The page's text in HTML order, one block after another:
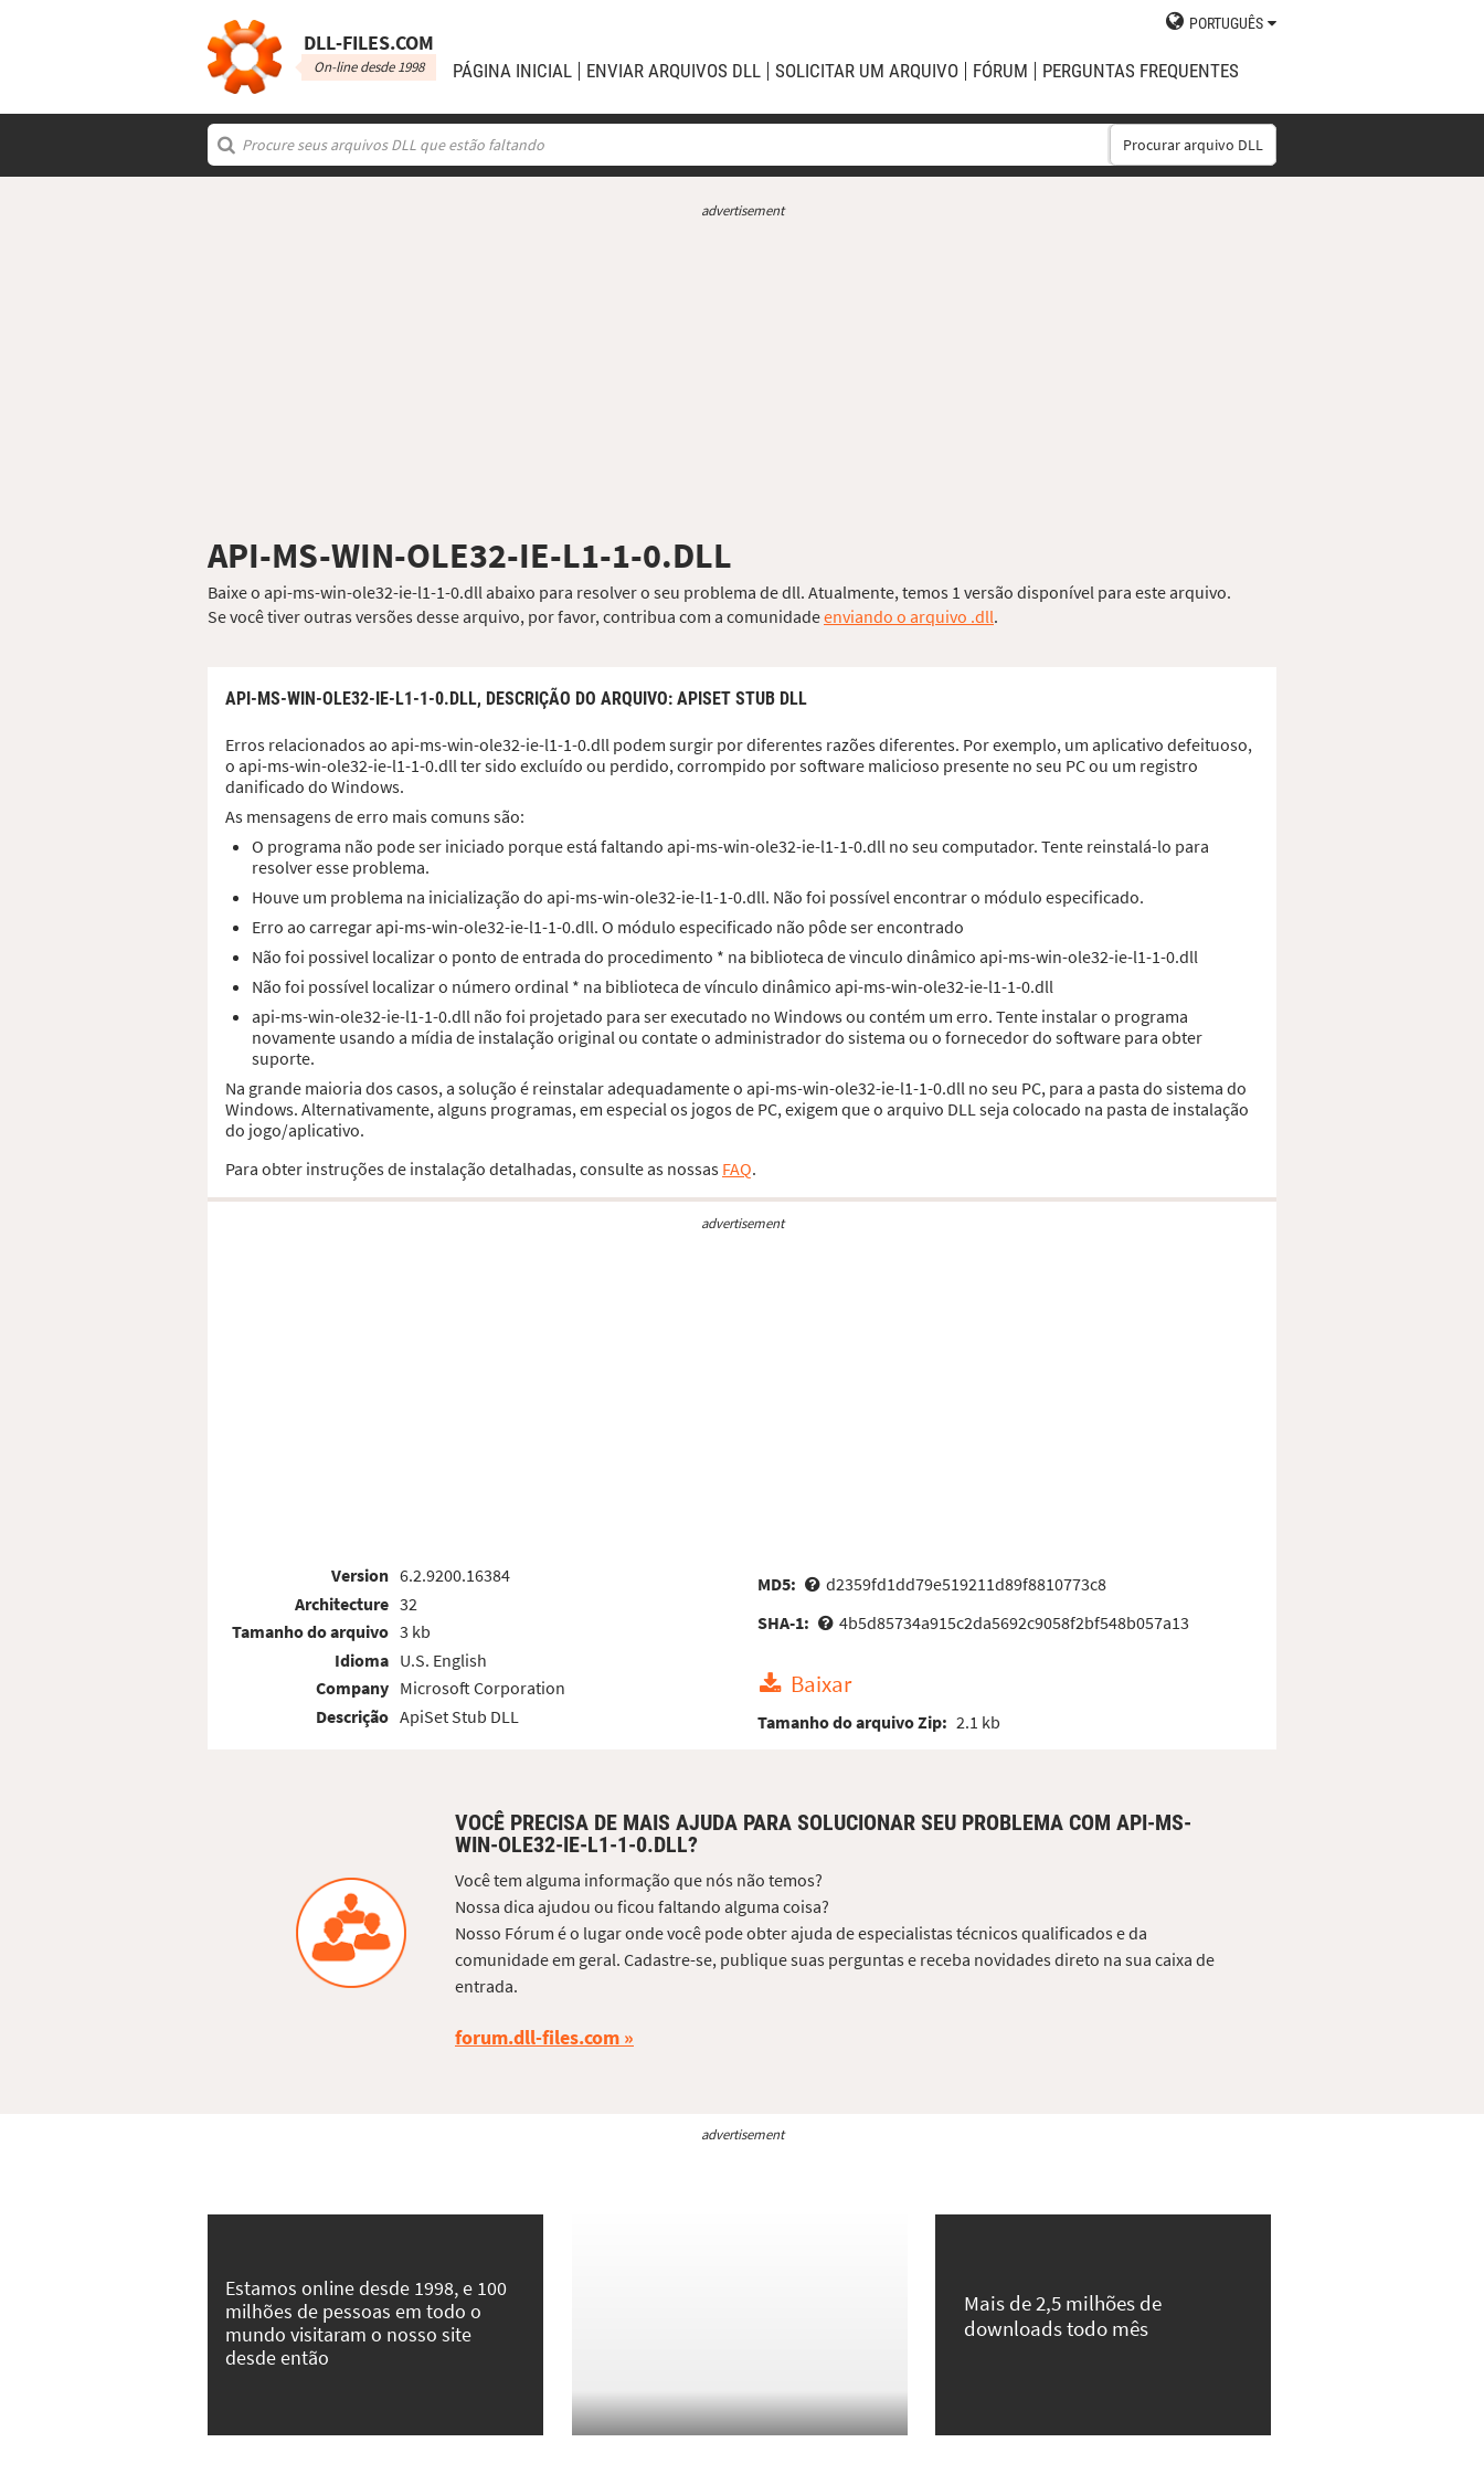
DLL‑FILES.COM
On-line desde 1998
PORTUGUÊS
PÁGINA INICIAL ENVIAR ARQUIVOS DLL SOLICITAR UM ARQUIVO FÓRUM PERGUNTAS FREQUENTES
Procurar arquivo DLL
advertisement
API-MS-WIN-OLE32-IE-L1-1-0.DLL
Baixe o api-ms-win-ole32-ie-l1-1-0.dll abaixo para resolver o seu problema de dll. Atualmente, temos 1 versão disponível para este arquivo.
Se você tiver outras versões desse arquivo, por favor, contribua com a comunidadeenviando o arquivo .dll.
API-MS-WIN-OLE32-IE-L1-1-0.DLL, DESCRIÇÃO DO ARQUIVO: APISET STUB DLL
Erros relacionados ao api-ms-win-ole32-ie-l1-1-0.dll podem surgir por diferentes razões diferentes. Por exemplo, um aplicativo defeituoso,
o api-ms-win-ole32-ie-l1-1-0.dll ter sido excluído ou perdido, corrompido por software malicioso presente no seu PC ou um registro
danificado do Windows.
As mensagens de erro mais comuns são:
O programa não pode ser iniciado porque está faltando api-ms-win-ole32-ie-l1-1-0.dll no seu computador. Tente reinstalá-lo para
resolver esse problema.
Houve um problema na inicialização do api-ms-win-ole32-ie-l1-1-0.dll. Não foi possível encontrar o módulo especificado.
Erro ao carregar api-ms-win-ole32-ie-l1-1-0.dll. O módulo especificado não pôde ser encontrado
Não foi possivel localizar o ponto de entrada do procedimento * na biblioteca de vinculo dinâmico api-ms-win-ole32-ie-l1-1-0.dll
Não foi possível localizar o número ordinal * na biblioteca de vínculo dinâmico api-ms-win-ole32-ie-l1-1-0.dll
api-ms-win-ole32-ie-l1-1-0.dll não foi projetado para ser executado no Windows ou contém um erro. Tente instalar o programa
novamente usando a mídia de instalação original ou contate o administrador do sistema ou o fornecedor do software para obter
suporte.
Na grande maioria dos casos, a solução é reinstalar adequadamente o api-ms-win-ole32-ie-l1-1-0.dll no seu PC, para a pasta do sistema do
Windows. Alternativamente, alguns programas, em especial os jogos de PC, exigem que o arquivo DLL seja colocado na pasta de instalação
do jogo/aplicativo.
Para obter instruções de instalação detalhadas, consulte as nossas FAQ.
advertisement
Version
Architecture
Tamanho do arquivo
Idioma
Company
Descrição
6.2.9200.16384
32
3 kb
U.S. English
Microsoft Corporation
ApiSet Stub DLL
MD5:
d2359fd1dd79e519211d89f8810773c8
SHA-1:
4b5d85734a915c2da5692c9058f2bf548b057a13
Baixar
Tamanho do arquivo Zip: 2.1 kb
VOCÊ PRECISA DE MAIS AJUDA PARA SOLUCIONAR SEU PROBLEMA COM API-MS-
WIN-OLE32-IE-L1-1-0.DLL?
Você tem alguma informação que nós não temos?
Nossa dica ajudou ou ficou faltando alguma coisa?
Nosso Fórum é o lugar onde você pode obter ajuda de especialistas técnicos qualificados e da
comunidade em geral. Cadastre-se, publique suas perguntas e receba novidades direto na sua caixa de
entrada.
forum.dll-files.com
advertisement
Estamos online desde 1998, e 100
milhões de pessoas em todo o
mundo visitaram o nosso site
desde então
Mais de 2,5 milhões de
downloads todo mês